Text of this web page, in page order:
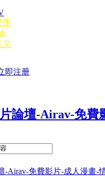
學
堂
即注册
-Airav-免費影片-成人漫畫-